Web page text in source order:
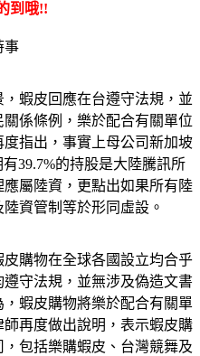
到哦!!
事
蝦皮回應在台遵守法規，並
係條例，樂於配合有關單位
指出，事實上母公司新加坡
39.7%的持股是大陸騰訊所
屬陸資，更點出如果所有陸
資管制等於形同虛設。
購物在全球各國設立均合乎
守法規，並無涉及偽造文書
蝦皮購物將樂於配合有關單
再度做出說明，表示蝦皮購
包括樂購蝦皮、台灣競舞及